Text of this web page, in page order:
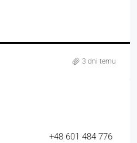
3 dni temu
+48 601 484 776